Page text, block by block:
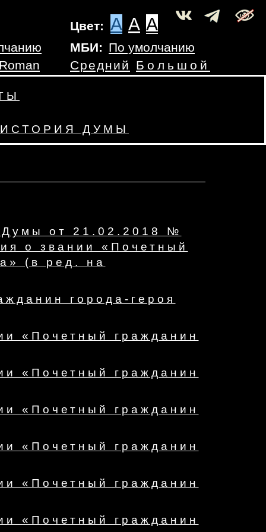
Цвет: A A A
МБИ: По умолчанию
Средний Большой
ИСТОРИЯ ДУМЫ
Думы от 21.02.2018 №
о звании «Почетный
(в ред. на
города-героя
«Почетный гражданин
«Почетный гражданин
«Почетный гражданин
«Почетный гражданин
«Почетный гражданин
«Почетный гражданин